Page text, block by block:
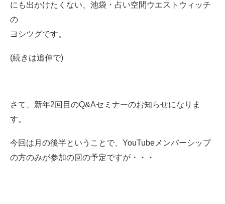
にも出かけたくない、 池袋・占い空間ウエストウィッチ
の
ヨシツグです。
(続きは追伸で)
さて、 新年2回目のQ&Aセミナーのお知らせになりま
す。
今回は月の後半ということで、 YouTubeメンバーシップ
の方のみが参加の回の予定ですが・・・